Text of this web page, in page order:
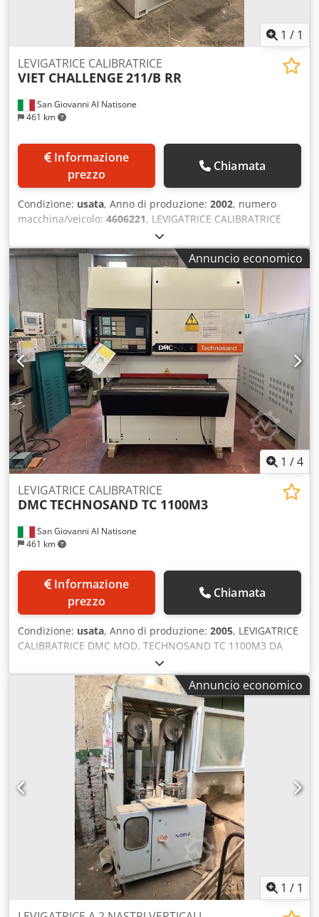
1 / 1
San Giovanni Al Natisone
461 km
LEVIGATRICE CALIBRATRICE
VIET CHALLENGE 211/B RR
prezzo
Chiamata
Condizione: usata, Anno di produzione: 2002, numero
macchina/veicolo: 4606221, LEVIGATRICE CALIBRATRICE
VIET CHALLENGE MOD. 211/B RR - A NORME CE - USATA -
Larghezza mm. 1100 - Primo rullo in gomma diam. 180
mm. - Secondo rullo in gomma diam. 250 mm. Chjdpfx
Aewrn N Dsaxoa - Depressore - Sviluppo nastri 2620X1130
mm. - Motore 18 KW - Matr. 4606221 - Anno 2002
Annuncio economico
1 /4
San Giovanni Al Natisone
461 km
LEVIGATRICE CALIBRATRICE
DMCTECHNOSAND TC 1100M3
prezzo
Chiamata
Condizione: usata, Anno di produzione: 2005, LEVIGATRICE
CALIBRATRICE DMC MOD. TECHNOSAND TC 1100M3 DA
MM. 1100 – A NORME CE - USATA - Rullo - 18.5 kw - 90 sh -
diam. 250 mm - Rullo - 15.0 kw - 70 sh - diam. 250 mm
Chedpfxjmxggyo Aaxsa - Rullo - 11.0 kw - 40 sh - diam. 330
mm - N. 3 motori indipendenti - Larghezza di lavoro 1100
mm - Con scarpette (dispositivo pezzi corti) - Anno 2005
Annuncio economico
1 / 1